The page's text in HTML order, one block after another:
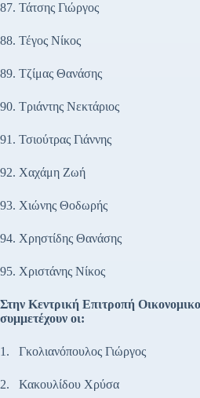
87. Τάτσης Γιώργος
88. Τέγος Νίκος
89. Τζίμας Θανάσης
90. Τριάντης Νεκτάριος
91. Τσιούτρας Γιάννης
92. Χαχάμη Ζωή
93. Χιώνης Θοδωρής
94. Χρηστίδης Θανάσης
95. Χριστάνης Νίκος
Στην Κεντρική Επιτροπή
συμμετέχουν οι:
1. Γκολιανόπουλος Γιώργος
2. Κακουλίδου Χρύσα